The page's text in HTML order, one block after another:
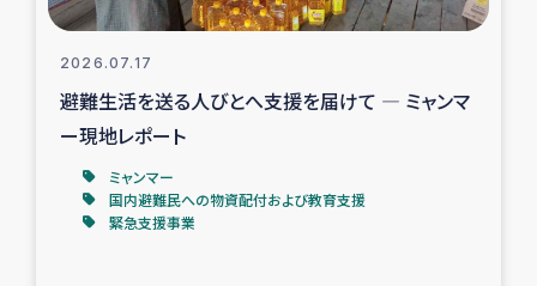
アグロフォレストリー（カカオ）事業
2026.07.17
避難生活を送る人びとへ支援を届けて ― ミャンマ
ー現地レポート
ミャンマー
国内避難民への物資配付および教育支援
緊急支援事業